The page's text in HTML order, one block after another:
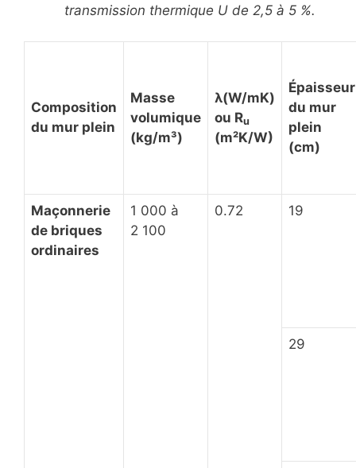
transmission thermique U de 2,5 à 5 %.
Composition
du mur plein
Masse
volumique
(kg/m³)
λ(W/mK)
ou Ru
(m²K/W)
Épaisseur
du mur
plein
(cm)
Maçonnerie
de briques
ordinaires
1 000 à
2 100
0.72 19
29